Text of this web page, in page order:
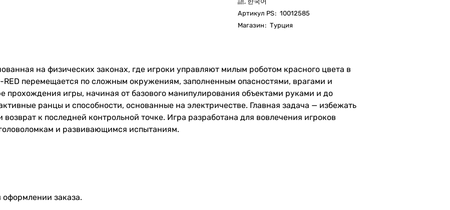
Артикул PS: 10012585
Магазин: Турция
на физических законах, где игроки управляют милым роботом красного цвета в
перемещается по сложным окружениям, заполненным опасностями, врагами и
прохождения игры, начиная от базового манипулирования объектами руками и до
ранцы и способности, основанные на электричестве. Главная задача — избежать
к последней контрольной точке. Игра разработана для вовлечения игроков
и развивающимся испытаниям.
заказа.